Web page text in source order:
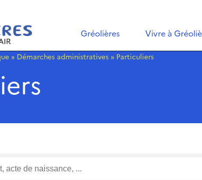
Gréolières Vivre à
» Démarches administratives » Particuliers